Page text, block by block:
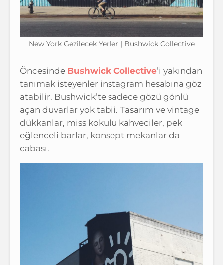
New York Gezilecek Yerler | Bushwick Collective
Öncesinde Bushwick Collective’i yakından
tanımak isteyenler instagram hesabına göz
atabilir. Bushwick’te sadece gözü gönlü
açan duvarlar yok tabii. Tasarım ve vintage
dükkanlar, miss kokulu kahveciler, pek
eğlenceli barlar, konsept mekanlar da
cabası.